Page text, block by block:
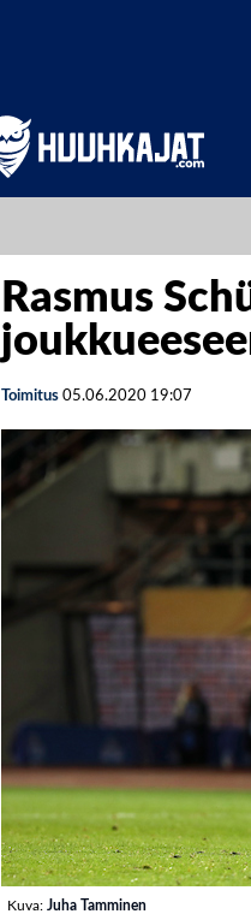
Rasmus
Toimitus 05.06.2020 19:07
Kuva: Juha Tamminen